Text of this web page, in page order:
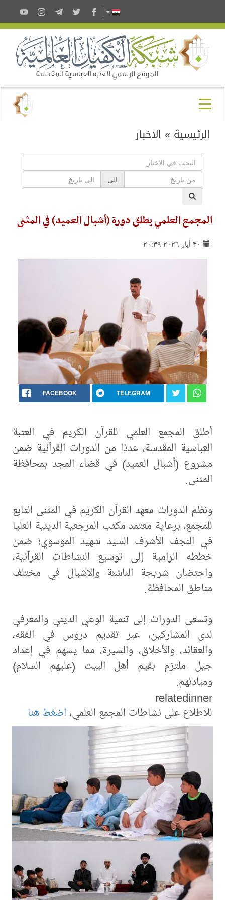
الرئيسية » الاخبار
الى
المجمع العلمي يطلق دورة (أشبال العميد) في المثنى
٣٠ أيار ٢٠٢٦ ٢٠:٣٩
FACEBOOK TELEGRAM
أطلق المجمع العلمي للقرآن الكريم في العتبة
العباسية المقدسة، عددًا من الدورات القرآنية ضمن
مشروع (أشبال العميد) في قضاء المجد بمحافظة
المثنى.
ونظم الدورات معهد القرآن الكريم في المثنى التابع
للمجمع، برعاية معتمد مكتب المرجعية الدينية العليا
في النجف الأشرف السيد شهيد الموسوي؛ ضمن
خططه الرامية إلى توسيع النشاطات القرآنية،
واحتضان شريحة الناشئة والأشبال في مختلف
مناطق المحافظة.
وتسعى الدورات إلى تنمية الوعي الديني والمعرفي
لدى المشاركين، عبر تقديم دروس في الفقه،
والعقائد، والأخلاق، والسيرة، مما يسهم في إعداد
جيل ملتزم بقيم أهل البيت (عليهم السلام)
ومبادئهم.
relatedinner
للاطلاع على نشاطات المجمع العلمي، اضغط هنا